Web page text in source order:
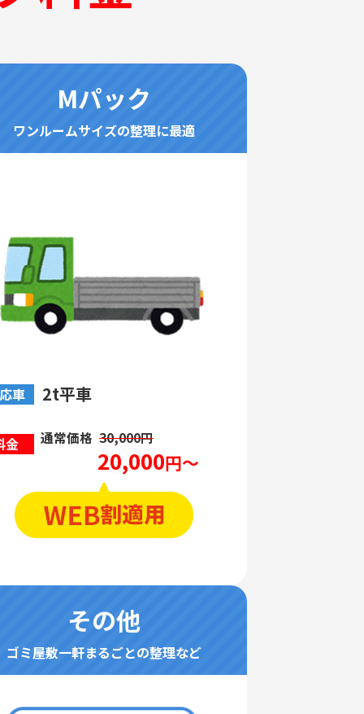
Mパック
ワンルームサイズの整理に最適
車 2t平車
金 通常価格 30,000円
20,000円～
その他
ゴミ屋敷一軒まるごとの整理など